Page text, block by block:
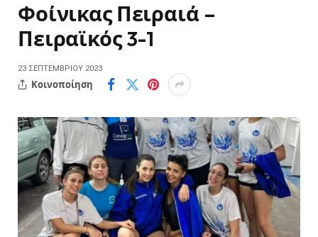
Φοίνικας Πειραιά –
Πειραϊκός 3-1
23 ΣΕΠΤΕΜΒΡΊΟΥ 2023
Κοινοποίηση